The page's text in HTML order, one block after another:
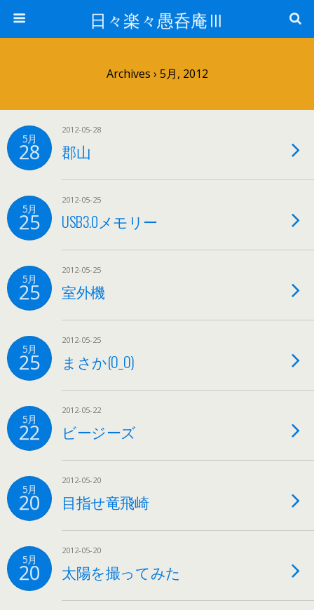
日々楽々愚呑庵Ⅲ
Archives › 5月, 2012
5月
28
2012-05-28
郡山
5月
25
2012-05-25
USB3.0メモリー
5月
25
2012-05-25
室外機
5月
25
2012-05-25
まさか(O_O)
5月
22
2012-05-22
ビージーズ
5月
20
2012-05-20
目指せ竜飛崎
5月
20
2012-05-20
太陽を撮ってみた